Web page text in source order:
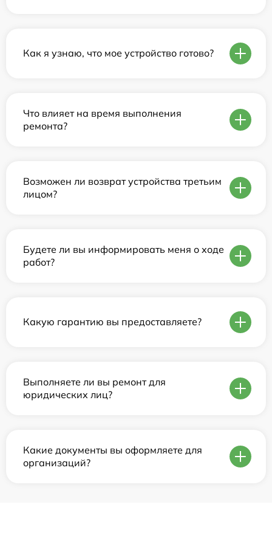
Как я узнаю, что мое устройство готово?
Что влияет на время выполнения
ремонта?
Возможен ли возврат устройства третьим
лицом?
Будете ли вы информировать меня о ходе
работ?
Какую гарантию вы предоставляете?
Выполняете ли вы ремонт для
юридических лиц?
Какие документы вы оформляете для
организаций?